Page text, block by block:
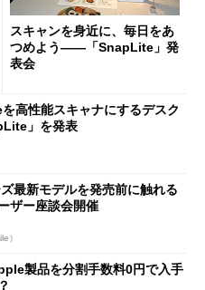
スキャンを身近に、毎日をあ
つめよう――「SnapLite」発
表会
高性能スキャナにするデスク
」を発表
最新モデルを発売前に触れる
ザー座談会開催
）
製品を分割手数料0円で入手